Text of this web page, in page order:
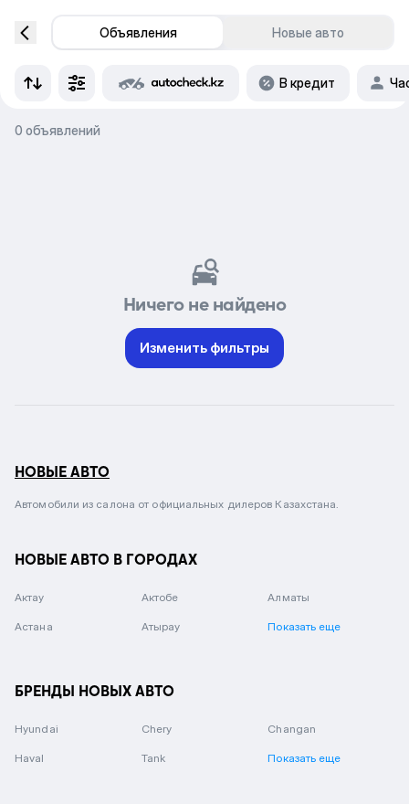
Объявления Новые авто
В кредит
0 объявлений
Ничего не найдено
Изменить фильтры
НОВЫЕ АВТО
Автомобили из салона от официальных дилеров Казахстана.
НОВЫЕ АВТО В ГОРОДАХ
Актау Актобе Алматы
Астана Атырау Показать еще
БРЕНДЫ НОВЫХ АВТО
Hyundai Chery Changan
Haval Tank Показать еще